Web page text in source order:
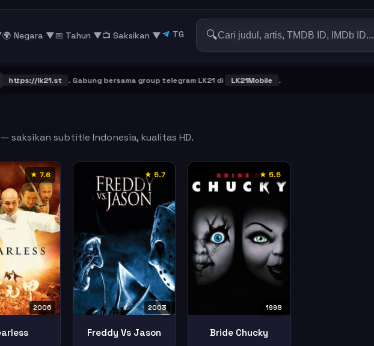
🌍 Negara ▼📅 Tahun ▼📺 Saksikan ▼ TG 🔍
lk21.st . Gabung bersama group telegram LK21 di LK21Mobile .
— saksikan subtitle Indonesia, kualitas HD.
★ 7.6
2006
★ 5.7
2003
Freddy Vs Jason
★ 5.5
1998
Bride Chucky